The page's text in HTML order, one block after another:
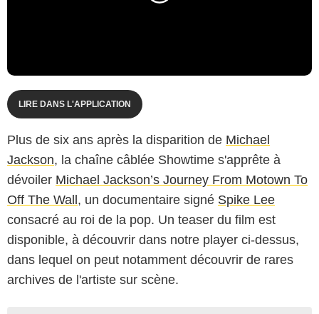
LIRE DANS L'APPLICATION
Plus de six ans après la disparition de Michael
Jackson, la chaîne câblée Showtime s'apprête à
dévoiler Michael Jackson’s Journey From Motown To
Off The Wall, un documentaire signé Spike Lee
consacré au roi de la pop. Un teaser du film est
disponible, à découvrir dans notre player ci-dessus,
dans lequel on peut notamment découvrir de rares
archives de l'artiste sur scène.